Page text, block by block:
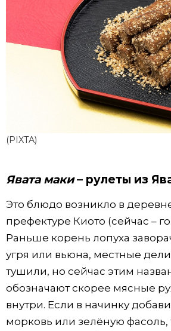
(PIXTA)
Явата маки– рулеты из
Это блюдо возникло в
префектуре Киото (сейчас –
Раньше корень лопуха
угря или вьюна, местные
тушили, но сейчас этим
обозначают скорее мясные
внутри. Если в начинку
морковь или зелёную фасоль,